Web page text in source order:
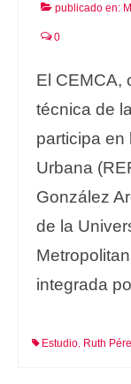
publicado en:
0
El CEMCA,
técnica de
participa en
Urbana
González
de la
integrada
Estudio Ruth